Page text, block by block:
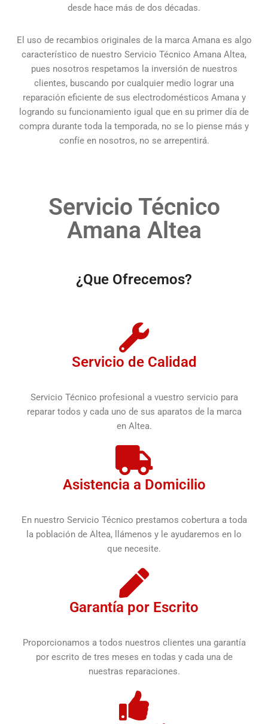
desde hace más de dos décadas.
El uso de recambios originales de la marca Amana es algo
característico de nuestro Servicio Técnico Amana Altea,
pues nosotros respetamos la inversión de nuestros
clientes, buscando por cualquier medio lograr una
reparación eficiente de sus electrodomésticos Amana y
logrando su funcionamiento igual que en su primer día de
compra durante toda la temporada, no se lo piense más y
confíe en nosotros, no se arrepentirá.
Servicio Técnico
Amana Altea
¿Que Ofrecemos?
Servicio de Calidad
Servicio Técnico profesional a vuestro servicio para
reparar todos y cada uno de sus aparatos de la marca
en Altea.
Asistencia a Domicilio
En nuestro Servicio Técnico prestamos cobertura a toda
la población de Altea, llámenos y le ayudaremos en lo
que necesite.
Garantía por Escrito
Proporcionamos a todos nuestros clientes una garantía
por escrito de tres meses en todas y cada una de
nuestras reparaciones.